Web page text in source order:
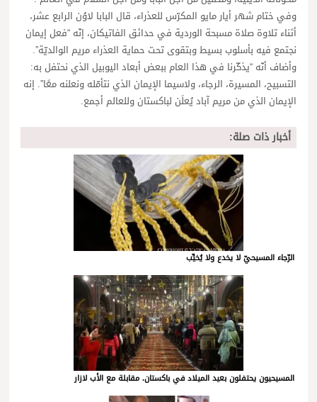
وفي ختام شهر أيار مايو المكرّس للعذراء، قال البابا لاوُن الرابع عشر،
أثناء تلاوة صلاة مسبحة الوردية في حدائق الفاتيكان، إنّه “فعل إيمان
نجتمع فيه بأسلوب بسيط وبتقوى تحت حماية العذراء مريم الوالديّة”.
وأضاف أنّه “يذكّرنا في هذا العام ببعض أبعاد اليوبيل الذي نحتفل به:
التسبيح، المسيرة، الرجاء، ولاسيما الإيمان الذي نتأمّله ونعلنه معًا”. إنه
الإيمان الذي من مريم آباد يُعلَن لباكستان وللعالم أجمع.
أخبار ذات صلة:
الرّجاء المسيحيّ لا يخدع ولا يُخيِّب
المسيحيون يحتفلون بعيد الميلاد في باكستان. مقابلة مع الأب لازار